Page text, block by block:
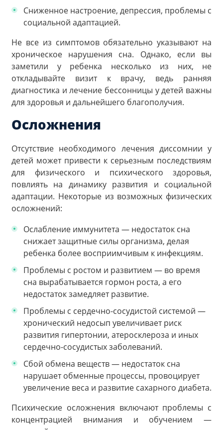
Сниженное настроение, депрессия, проблемы с
социальной адаптацией.
Не все из симптомов обязательно указывают на
хроническое нарушения сна. Однако, если вы
заметили у ребенка несколько из них, не
откладывайте визит к врачу, ведь ранняя
диагностика и лечение бессонницы у детей важны
для здоровья и дальнейшего благополучия.
Осложнения
Отсутствие необходимого лечения диссомнии у
детей может привести к серьезным последствиям
для физического и психического здоровья,
повлиять на динамику развития и социальной
адаптации. Некоторые из возможных физических
осложнений:
Ослабление иммунитета — недостаток сна
снижает защитные силы организма, делая
ребенка более восприимчивым к инфекциям.
Проблемы с ростом и развитием — во время
сна вырабатывается гормон роста, а его
недостаток замедляет развитие.
Проблемы с сердечно-сосудистой системой —
хронический недосып увеличивает риск
развития гипертонии, атеросклероза и иных
сердечно-сосудистых заболеваний.
Сбой обмена веществ — недостаток сна
нарушает обменные процессы, провоцирует
увеличение веса и развитие сахарного диабета.
Психические осложнения включают проблемы с
концентрацией внимания и обучением —